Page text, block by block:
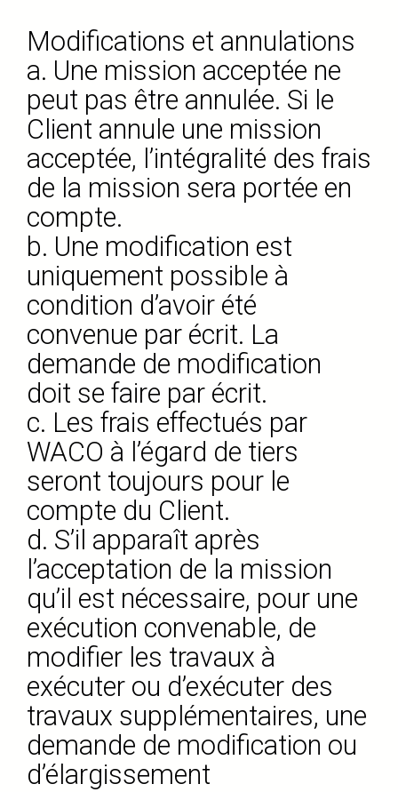
Modifications et annulations
a. Une mission acceptée ne
peut pas être annulée. Si le
Client annule une mission
acceptée, l’intégralité des frais
de la mission sera portée en
compte.
b. Une modification est
uniquement possible à
condition d’avoir été
convenue par écrit. La
demande de modification
doit se faire par écrit.
c. Les frais effectués par
WACO à l’égard de tiers
seront toujours pour le
compte du Client.
d. S’il apparaît après
l’acceptation de la mission
qu’il est nécessaire, pour une
exécution convenable, de
modifier les travaux à
exécuter ou d’exécuter des
travaux supplémentaires, une
demande de modification ou
d’élargissement